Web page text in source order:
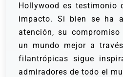
Hollywood es testimonio
impacto. Si bien se ha
atención, su
un mundo mejor a
filantrópicas sigue
admiradores de todo el